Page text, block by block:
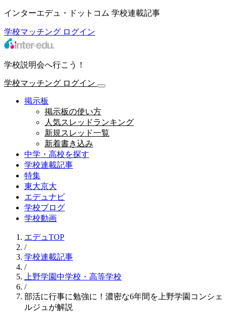
インターエデュ・ドットコム 学校連載記事
学校マッチング ログイン
学校説明会へ行こう！
学校マッチング ログイン
掲示板
掲示板の使い方
人気スレッドランキング
新規スレッド一覧
新着書き込み
中学・高校を探す
学校連載記事
特集
東大京大
エデュナビ
学校ブログ
学校動画
エデュTOP
/
学校連載記事
/
上野学園中学校・高等学校
/
部活に行事に勉強に！濃密な6年間を上野学園コンシェ
ルジュが解説